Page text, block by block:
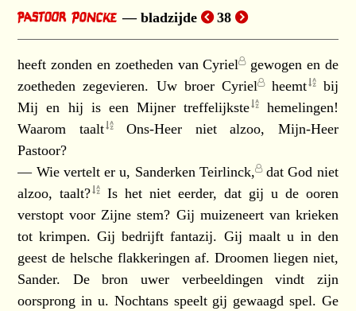
bladzijde 38
heeft zonden en zoetheden vanCyriel gewogen en de
zoetheden zegevieren. Uw broer Cyriel heemt bij
Mij en hij is een Mijner treffelijkste hemelingen!
Waarom taalt Ons-Heer niet alzoo, Mijn-Heer
Pastoor?
— Wie vertelt er u, Sanderken Teirlinck, dat God niet
alzoo,taalt?
Is het niet eerder, dat gij u de ooren
verstopt voor Zijne stem? Gij muizeneert van krieken
tot krimpen. Gij bedrijft fantazij. Gij maalt u in den
geest de helsche flakkeringen af. Droomen liegen niet,
Sander. De bron uwer verbeeldingen vindt zijn
oorsprong in u. Nochtans speelt gij gewaagd spel. Ge